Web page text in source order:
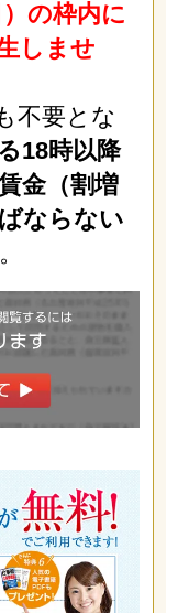
の枠内に
しませ
不要とな
18時以降
金（割増
ならない